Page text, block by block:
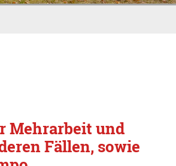
Mehrarbeit und
Fällen, sowie